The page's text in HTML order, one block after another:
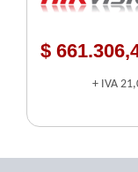
$
+ IVA